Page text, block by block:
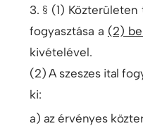
3. § (1)
fogyasztása a (2)
kivételével.
(2) A szeszes ital
ki:
a) az érvényes